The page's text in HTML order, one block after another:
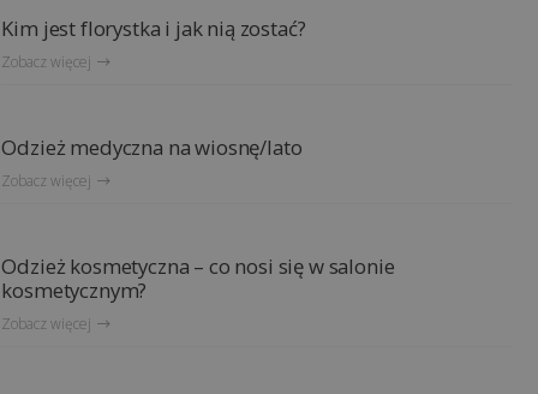
Kim jest florystka i jak nią zostać?
Zobacz więcej
Odzież medyczna na wiosnę/lato
Zobacz więcej
Odzież kosmetyczna – co nosi się w salonie
kosmetycznym?
Zobacz więcej